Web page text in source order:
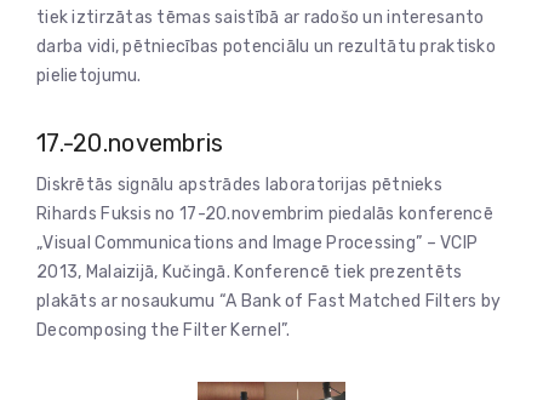
tiek iztirzātas tēmas saistībā ar radošo un interesanto
darba vidi, pētniecības potenciālu un rezultātu praktisko
pielietojumu.
17.-20.novembris
Diskrētās signālu apstrādes laboratorijas pētnieks
Rihards Fuksis no 17-20.novembrim piedalās konferencē
„Visual Communications and Image Processing” – VCIP
2013, Malaizijā, Kučingā. Konferencē tiek prezentēts
plakāts ar nosaukumu “A Bank of Fast Matched Filters by
Decomposing the Filter Kernel”.